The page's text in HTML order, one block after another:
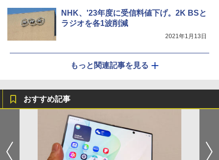
NHK、'23年度に受信料値下げ。2K BSと
ラジオを各1波削減
2021年1月13日
もっと関連記事を見る
おすすめ記事